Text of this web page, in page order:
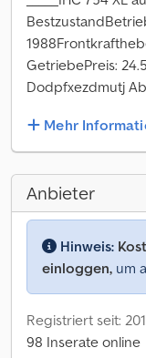
GetriebePreis:
Dodpfxezdmutj
Mehr
Anbieter
Hinweis:
einloggen, um
Registriert seit:
98 Inserate online